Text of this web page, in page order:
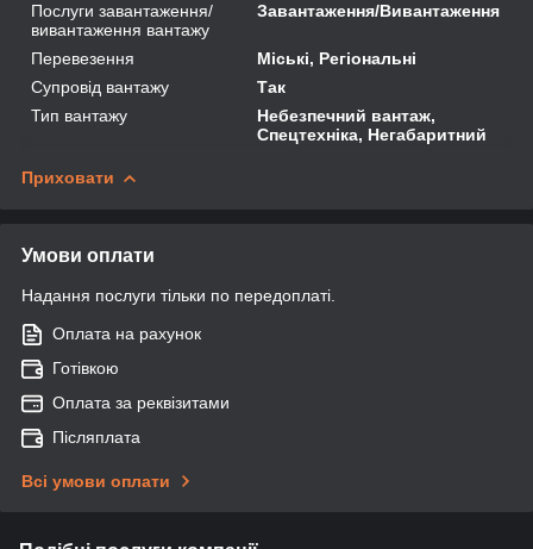
Послуги завантаження/
вивантаження вантажу
Завантаження/Вивантаження
Перевезення
Міські, Регіональні
Супровід вантажу
Так
Тип вантажу
Небезпечний вантаж,
Спецтехніка, Негабаритний
Приховати
Умови оплати
Надання послуги тільки по передоплаті.
Оплата на рахунок
Готівкою
Оплата за реквізитами
Післяплата
Всі умови оплати